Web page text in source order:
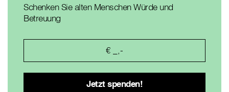
Schenken Sie alten Menschen Würde und
Betreuung